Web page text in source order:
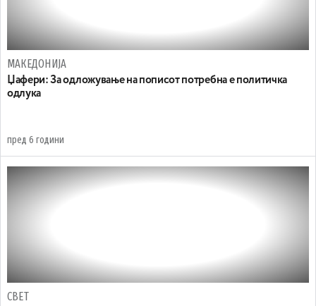
МАКЕДОНИЈА
Џафери: За одложување на пописот потребна е политичка
одлука
пред 6 години
СВЕТ